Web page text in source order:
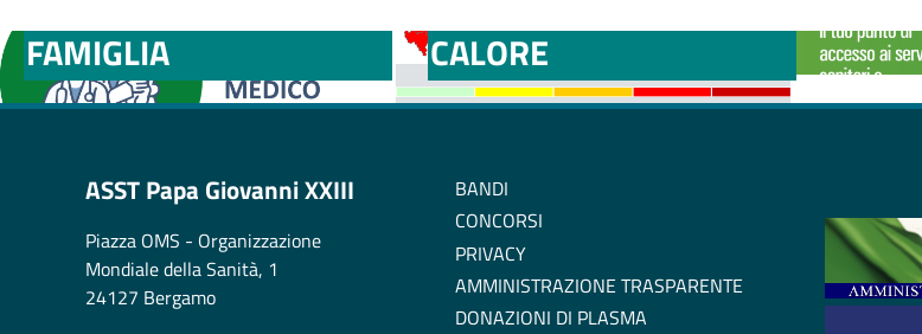
FAMIGLIA
CALORE
ASST Papa Giovanni XXIII
Piazza OMS - Organizzazione
Mondiale della Sanità, 1
24127 Bergamo
BANDI
CONCORSI
PRIVACY
AMMINISTRAZIONE TRASPARENTE
DONAZIONI DI PLASMA